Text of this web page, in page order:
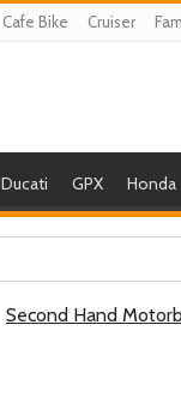
Cafe Bike Cruiser
Ducati GPX Honda
Second Hand